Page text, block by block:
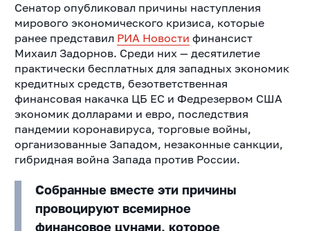
Сенатор опубликовал причины наступления
мирового экономического кризиса, которые
ранее представил РИА Новости финансист
Михаил Задорнов. Среди них — десятилетие
практически бесплатных для западных экономик
кредитных средств, безответственная
финансовая накачка ЦБ ЕС и Федрезервом США
экономик долларами и евро, последствия
пандемии коронавируса, торговые войны,
организованные Западом, незаконные санкции,
гибридная война Запада против России.
Собранные вместе эти причины
провоцируют всемирное
финансовое цунами, которое